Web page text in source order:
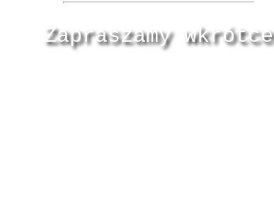
Zapraszamy wkrótce